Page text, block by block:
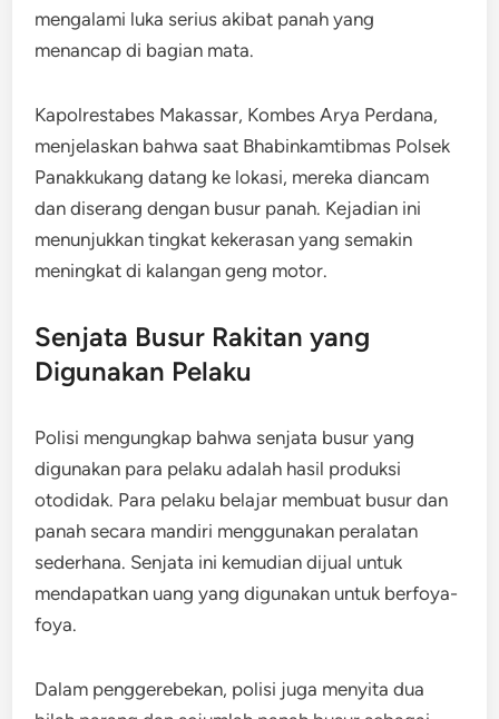
mengalami luka serius akibat panah yang
menancap di bagian mata.
Kapolrestabes Makassar, Kombes Arya Perdana,
menjelaskan bahwa saat Bhabinkamtibmas Polsek
Panakkukang datang ke lokasi, mereka diancam
dan diserang dengan busur panah. Kejadian ini
menunjukkan tingkat kekerasan yang semakin
meningkat di kalangan geng motor.
Senjata Busur Rakitan yang
Digunakan Pelaku
Polisi mengungkap bahwa senjata busur yang
digunakan para pelaku adalah hasil produksi
otodidak. Para pelaku belajar membuat busur dan
panah secara mandiri menggunakan peralatan
sederhana. Senjata ini kemudian dijual untuk
mendapatkan uang yang digunakan untuk berfoya-
foya.
Dalam penggerebekan, polisi juga menyita dua